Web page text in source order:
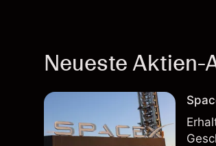
Neueste Aktien-